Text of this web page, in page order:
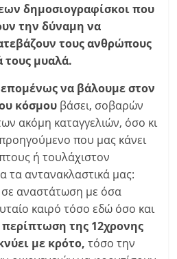
δημοσιογραφίσκοι που
την δύναμη να
τους ανθρώπους
μυαλά.
επομένως να βάλουμε στον
κόσμου βάσει, σοβαρών
ακόμη καταγγελιών, όσο κι
που μας κάνει
ή τουλάχιστον
τα αντανακλαστικά μας:
σε αναστάτωση με όσα
καιρό τόσο εδώ όσο και
της 12χρονης
με κρότο, τόσο την